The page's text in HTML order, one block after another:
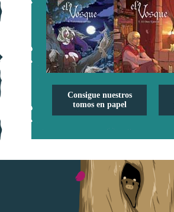
Consigue nuestros
tomos en papel